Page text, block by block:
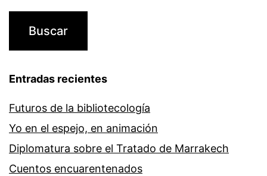
Entradas recientes
Futuros de la bibliotecología
Yo en el espejo, en animación
Diplomatura sobre el Tratado de Marrakech
Cuentos encuarentenados